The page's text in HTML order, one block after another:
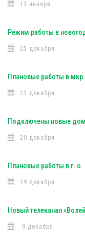
13 января
Режим работы в
25 декабря
Плановые работы в
23 декабря
Подключены новые
20 декабря
Плановые работы в г.
19 декабря
Новый телеканал
9 декабря